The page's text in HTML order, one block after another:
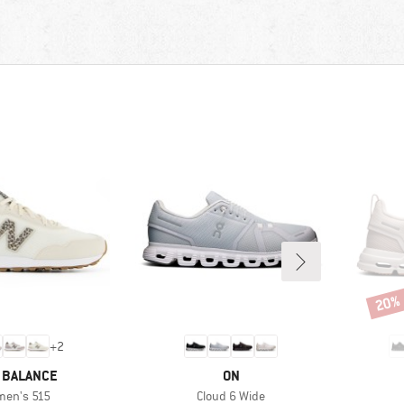
+2
515
MARKE
ON
Artikel
Cloud 6 Wide
20%